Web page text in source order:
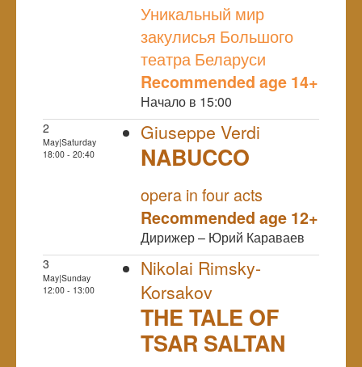
Уникальный мир
закулисья Большого
театра Беларуси
Recommended age 14+
Начало в 15:00
2
May|Saturday
18:00 - 20:40
Giuseppe Verdi
NABUCCO
opera in four acts
Recommended age 12+
Дирижер – Юрий Караваев
3
May|Sunday
12:00 - 13:00
Nikolai Rimsky-
Korsakov
THE TALE OF
TSAR SALTAN